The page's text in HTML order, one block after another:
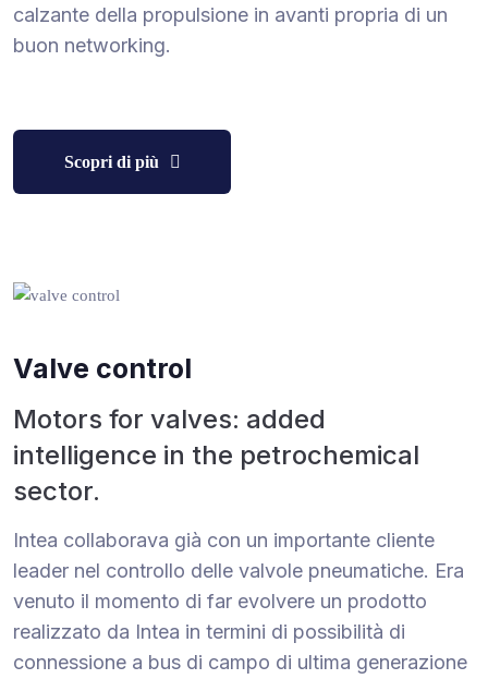
calzante della propulsione in avanti propria di un
buon networking.
Scopri di più
Valve control
Motors for valves: added
intelligence in the petrochemical
sector.
Intea collaborava già con un importante cliente
leader nel controllo delle valvole pneumatiche. Era
venuto il momento di far evolvere un prodotto
realizzato da Intea in termini di possibilità di
connessione a bus di campo di ultima generazione